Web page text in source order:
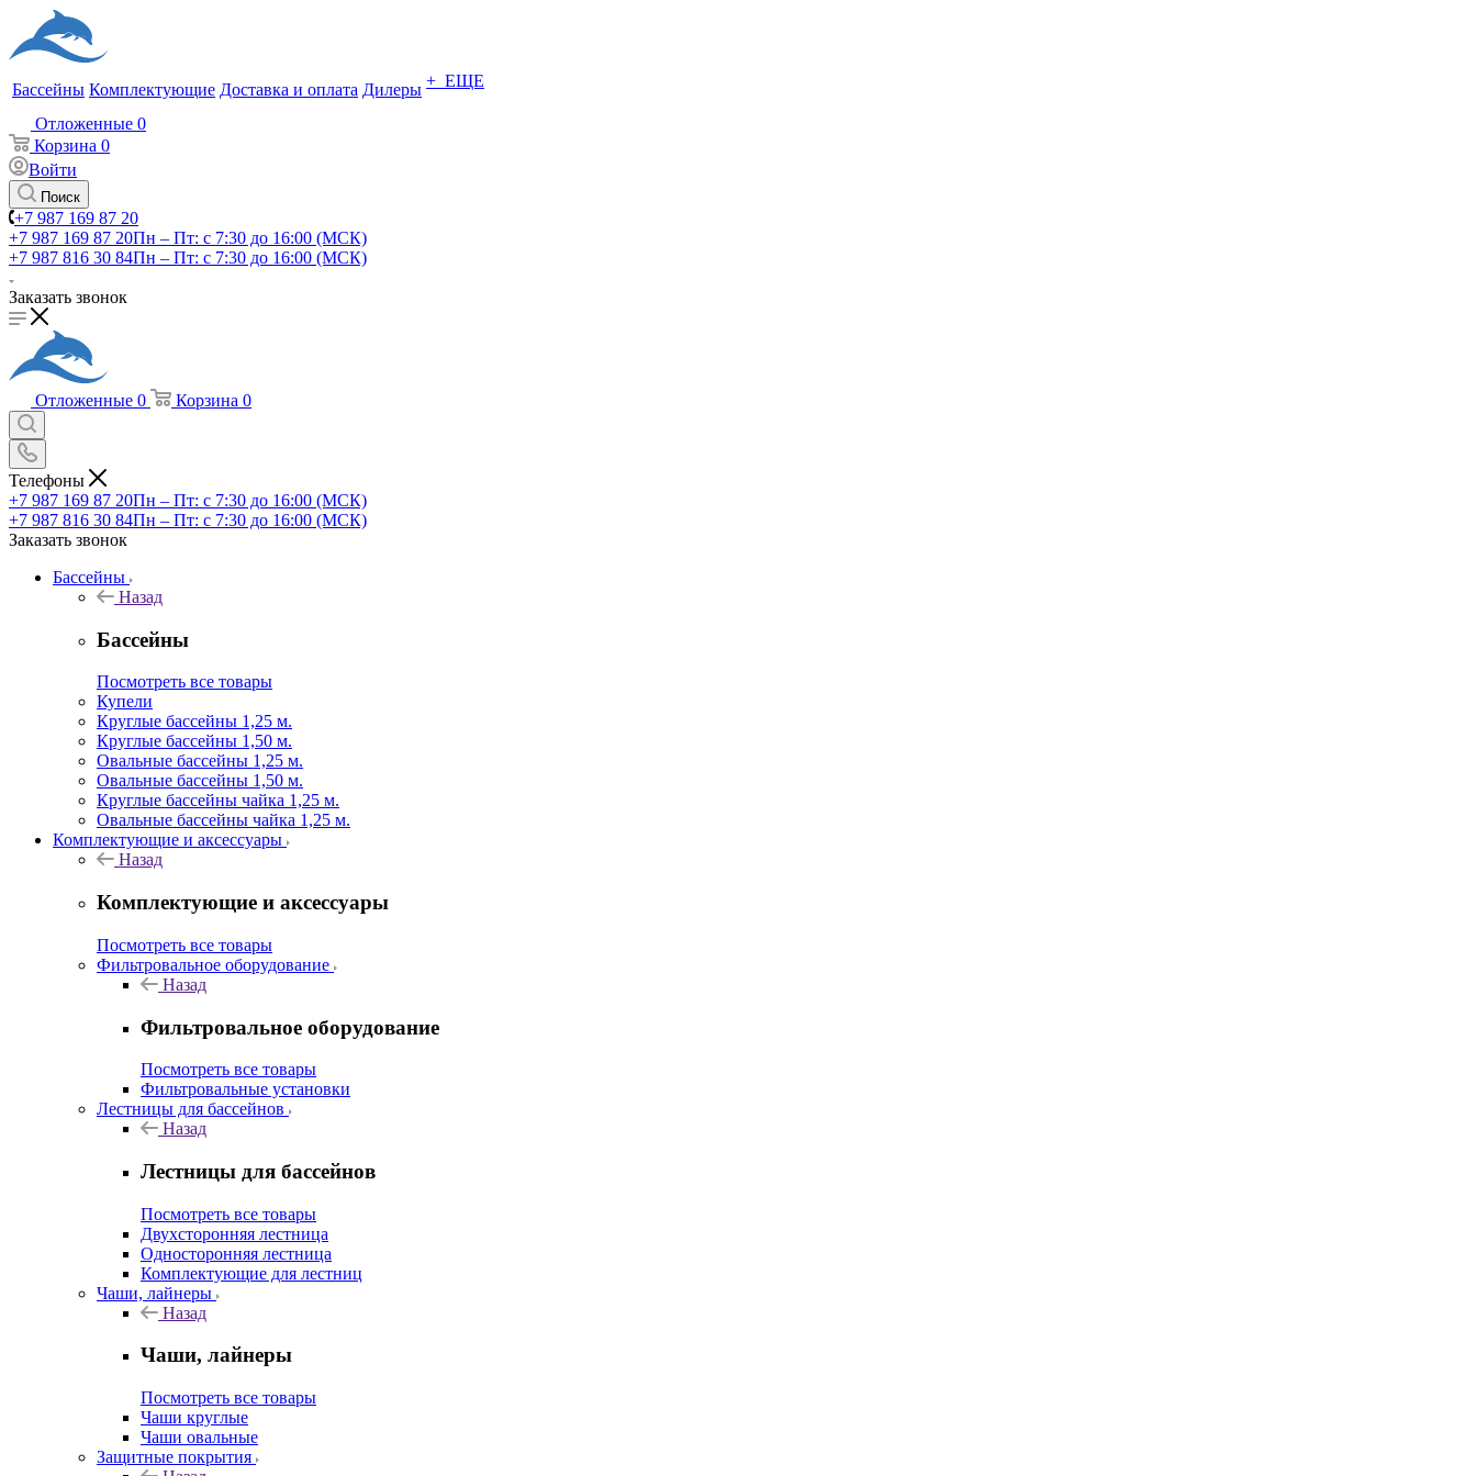
Бассейны Комплектующие Доставка и оплата Дилеры + ЕЩЕ
Отложенные 0
Корзина 0
Войти
Поиск
+7 987 169 87 20
+7 987 169 87 20Пн – Пт: с 7:30 до 16:00 (МСК)
+7 987 816 30 84Пн – Пт: с 7:30 до 16:00 (МСК)
Заказать звонок
Отложенные 0 Корзина 0
Телефоны
+7 987 169 87 20Пн – Пт: с 7:30 до 16:00 (МСК)
+7 987 816 30 84Пн – Пт: с 7:30 до 16:00 (МСК)
Заказать звонок
Бассейны
Назад
Бассейны
Посмотреть все товары
Купели
Круглые бассейны 1,25 м.
Круглые бассейны 1,50 м.
Овальные бассейны 1,25 м.
Овальные бассейны 1,50 м.
Круглые бассейны чайка 1,25 м.
Овальные бассейны чайка 1,25 м.
Комплектующие и аксессуары
Назад
Комплектующие и аксессуары
Посмотреть все товары
Фильтровальное оборудование
Назад
Фильтровальное оборудование
Посмотреть все товары
Фильтровальные установки
Лестницы для бассейнов
Назад
Лестницы для бассейнов
Посмотреть все товары
Двухсторонняя лестница
Односторонняя лестница
Комплектующие для лестниц
Чаши, лайнеры
Назад
Чаши, лайнеры
Посмотреть все товары
Чаши круглые
Чаши овальные
Защитные покрытия